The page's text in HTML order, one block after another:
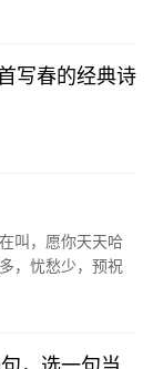
写春的经典诗
叫，愿你天天哈
，忧愁少，预祝